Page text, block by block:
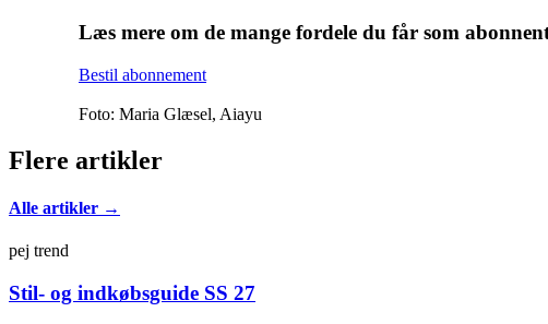
Læs mere om de mange fordele du får som
Bestil abonnement
Foto: Maria Glæsel, Aiayu
Flere artikler
Alle artikler →
pej trend
Stil- og indkøbsguide SS 27